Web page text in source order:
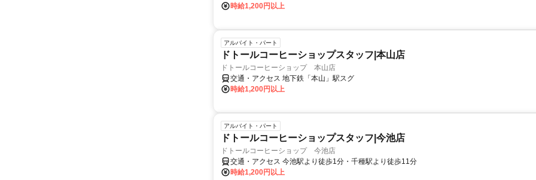
時給1,200円以上
アルバイト・パート
ドトールコーヒーショップスタッフ|本山店
ドトールコーヒーショップ 本山店
時給1,200円以上
交通・アクセス 地下鉄「本山」駅スグ
アルバイト・パート
ドトールコーヒーショップスタッフ|今池店
ドトールコーヒーショップ 今池店
時給1,200円以上
交通・アクセス 今池駅より徒歩1分・千種駅より徒歩11分